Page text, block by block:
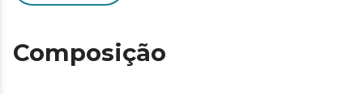
Composição